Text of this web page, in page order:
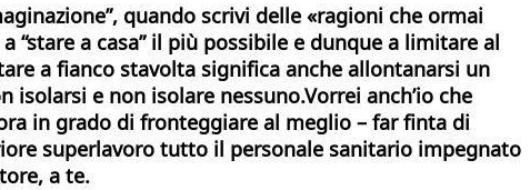
quando scrivi delle «ragioni che ormai
a casa” il più possibile e dunque a limitare al
a fianco stavolta significa anche allontanarsi un
isolarsi e non isolare nessuno.Vorrei anch’io che
in grado di fronteggiare al meglio – far finta di
superlavoro tutto il personale sanitario impegnato
a te.